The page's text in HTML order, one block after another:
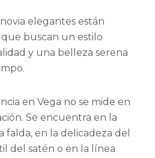
elegantes están
que buscan un estilo
y una belleza serena
en Vega no se mide en
Se encuentra en la
en la delicadeza del
del satén o en la línea